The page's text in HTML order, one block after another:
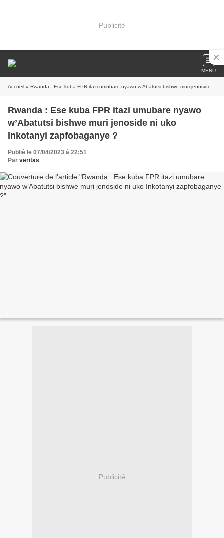
Publicité
MENU
Accueil » Rwanda : Ese kuba FPR itazi umubare nyawo w’Abatutsi bishwe muri jenoside ni uko Inkotanyi zapfobaganye ?
Rwanda : Ese kuba FPR itazi umubare nyawo
w’Abatutsi bishwe muri jenoside ni uko
Inkotanyi zapfobaganye ?
Publié le 07/04/2023 à 22:51
Par veritas
Publicité